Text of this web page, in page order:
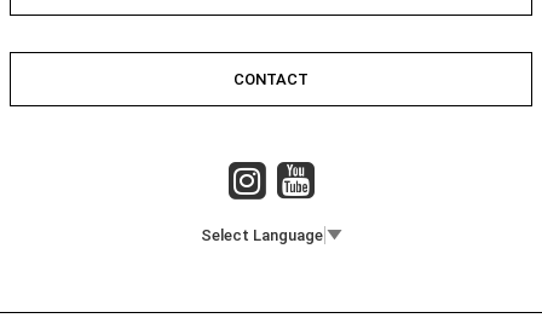
CONTACT
Select Language ▼